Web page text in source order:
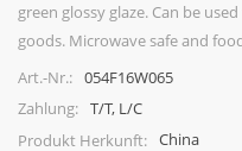
green glossy glaze. Can be
goods. Microwave safe and
Art.-Nr.: 054F16W065
Zahlung: T/T, L/C
Produkt Herkunft: China